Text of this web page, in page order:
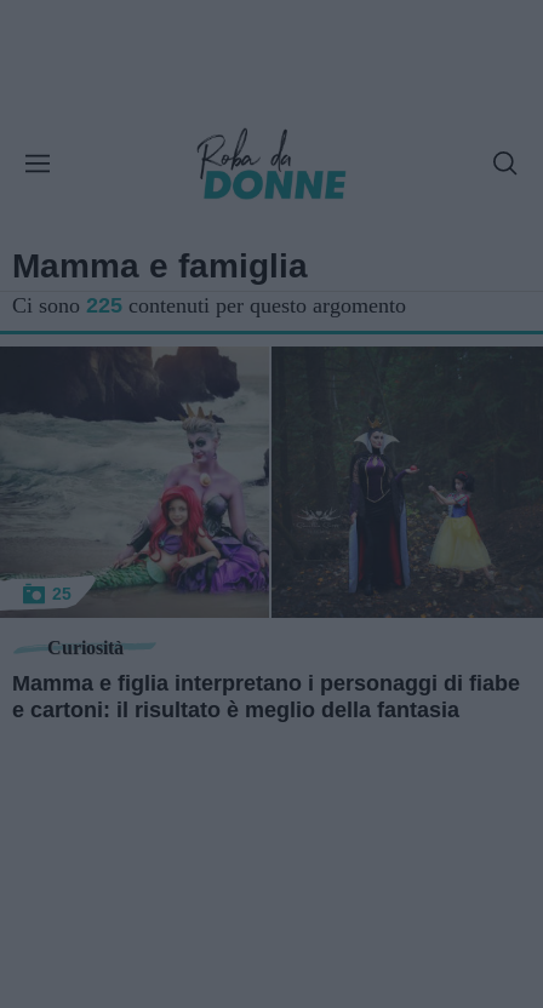
Mamma e famiglia
Ci sono 225 contenuti per questo argomento
25
Curiosità
Mamma e figlia interpretano i personaggi di fiabe
e cartoni: il risultato è meglio della fantasia